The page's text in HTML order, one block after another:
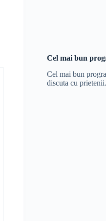
Cel mai bun
Cel mai bun
discuta cu prietenii.